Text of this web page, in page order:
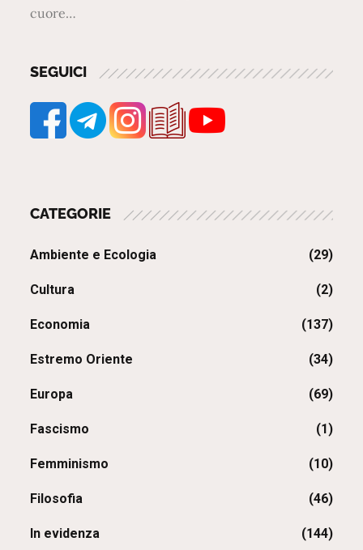
cuore…
SEGUICI
CATEGORIE
Ambiente e Ecologia (29)
Cultura (2)
Economia (137)
Estremo Oriente (34)
Europa (69)
Fascismo (1)
Femminismo (10)
Filosofia (46)
In evidenza (144)